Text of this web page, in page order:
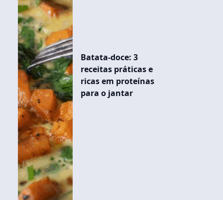
Batata-doce: 3
receitas práticas e
ricas em proteínas
para o jantar